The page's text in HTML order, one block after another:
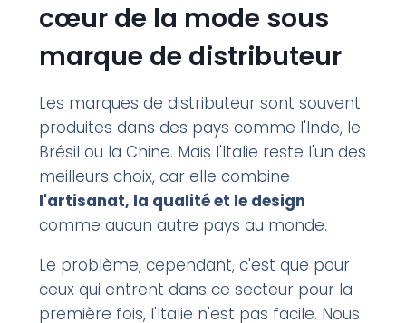
cœur de la mode sous
marque de distributeur
Les marques de distributeur sont souvent
produites dans des pays comme l'Inde, le
Brésil ou la Chine. Mais l'Italie reste l'un des
meilleurs choix, car elle combine
l'artisanat, la qualité et le design
comme aucun autre pays au monde.
Le problème, cependant, c'est que pour
ceux qui entrent dans ce secteur pour la
première fois, l'Italie n'est pas facile. Nous